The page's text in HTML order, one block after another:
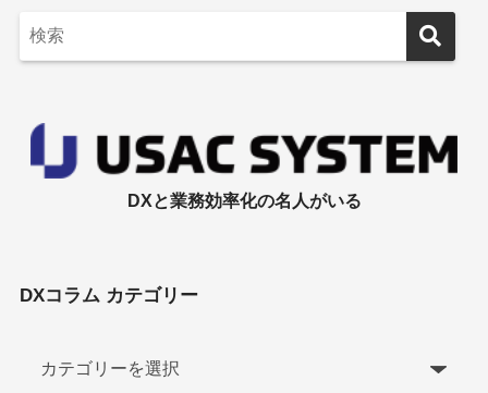
DXと業務効率化の名人がいる
DXコラム カテゴリー